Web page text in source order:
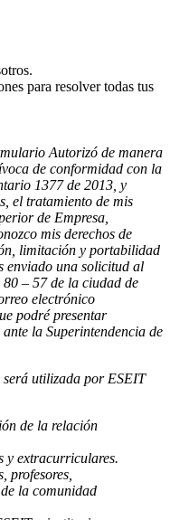
para resolver todas tus
Autorizó de manera
de conformidad con la
1377 de 2013, y
el tratamiento de mis
de Empresa,
mis derechos de
limitación y portabilidad
enviado una solicitud al
– 57 de la ciudad de
electrónico
podré presentar
la Superintendencia de
utilizada por ESEIT
de la relación
y extracurriculares.
profesores,
la comunidad